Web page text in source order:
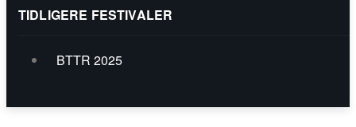
TIDLIGERE FESTIVALER
BTTR 2025
Program 2025